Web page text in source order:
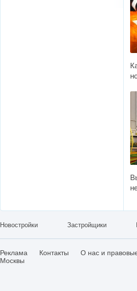
Новостройки Застройщики
Реклама Контакты О нас и
Москвы